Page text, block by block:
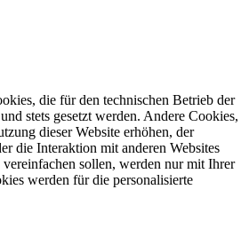
die für den technischen Betrieb der
stets gesetzt werden. Andere Cookies,
dieser Website erhöhen, der
die Interaktion mit anderen Websites
sollen, werden nur mit Ihrer
werden für die personalisierte